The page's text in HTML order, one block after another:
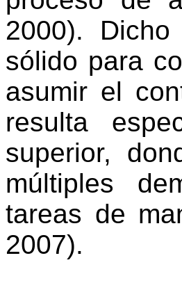
2000).
sólido para
asumir el
resulta
superior,
múltiples
tareas de
2007).